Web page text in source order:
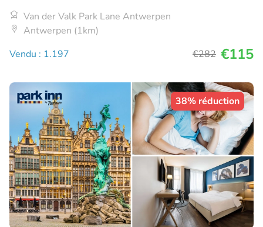
Van der Valk Park Lane Antwerpen
Antwerpen (1km)
Vendu : 1.197
€282 €115
38% réduction